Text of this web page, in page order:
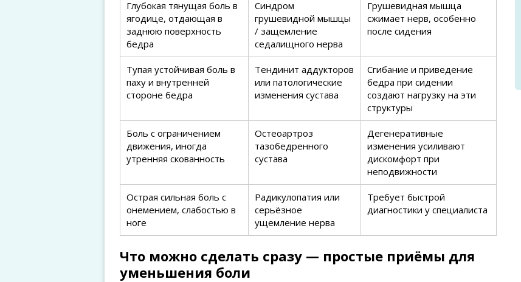
Глубокая тянущая боль в
ягодице, отдающая в
заднюю поверхность
бедра
Синдром
грушевидной мышцы
/ защемление
седалищного нерва
Грушевидная мышца
сжимает нерв, особенно
после сидения
Тупая устойчивая боль в
паху и внутренней
стороне бедра
Тендинит аддукторов
или патологические
изменения сустава
Сгибание и приведение
бедра при сидении
создают нагрузку на эти
структуры
Боль с ограничением
движения, иногда
утренняя скованность
Остеоартроз
тазобедренного
сустава
Дегенеративные
изменения усиливают
дискомфорт при
неподвижности
Острая сильная боль с
онемением, слабостью в
ноге
Радикулопатия или
серьёзное
ущемление нерва
Требует быстрой
диагностики у специалиста
Что можно сделать сразу — простые приёмы для
уменьшения боли